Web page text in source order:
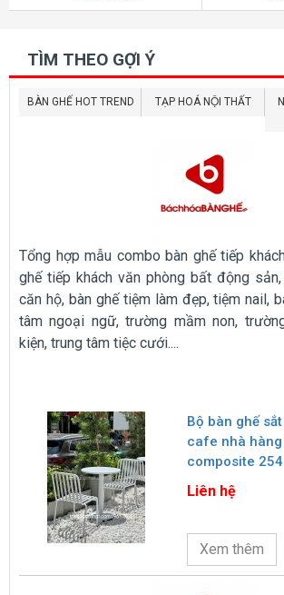
TÌM THEO GỢI Ý
BÀN GHẾ HOT TREND TẠP HOÁ NỘI THẤT
Tổng hợp mẫu combo bàn ghế tiếp
ghế tiếp khách văn phòng bất động
căn hộ, bàn ghế tiệm làm đẹp, tiệm nail,
tâm ngoại ngữ, trường mầm non,
kiện, trung tâm tiệc cưới....
Bộ bàn ghế
cafe nhà hàng
composite 254
Liên hệ
Xem thêm